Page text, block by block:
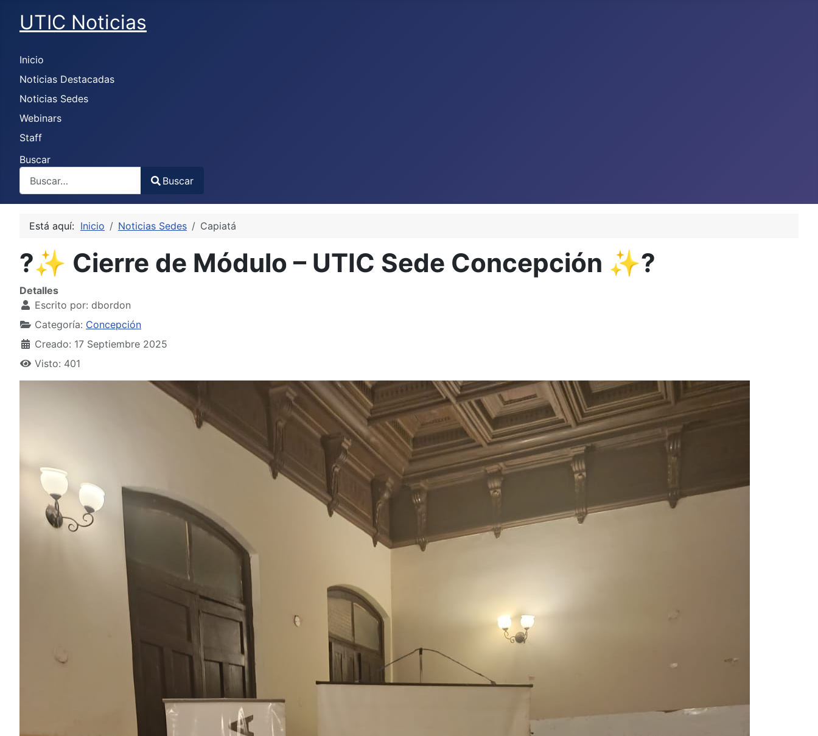
UTIC Noticias
Inicio
Noticias Destacadas
Noticias Sedes
Webinars
Staff
Buscar
Type 2 or more characters for results.
Buscar
Está aquí: Inicio Noticias Sedes Capiatá
?✨ Cierre de Módulo – UTIC Sede Concepción ✨?
Detalles
Escrito por: dbordon
Categoría: Concepción
Creado: 17 Septiembre 2025
Visto: 401